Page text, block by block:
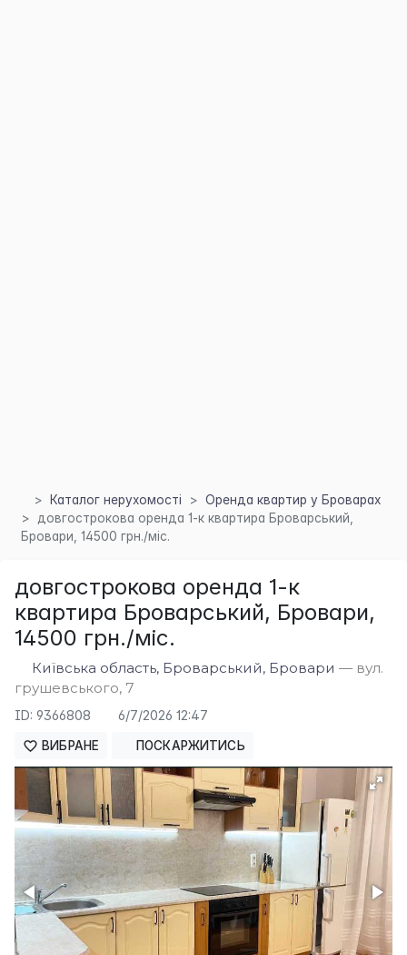
Каталог нерухомості
Оренда квартир у Броварах
довгострокова оренда 1-к квартира Броварський,
Бровари, 14500 грн./міс.
довгострокова оренда 1-к
квартира Броварський, Бровари,
14500 грн./міс.
Київська область, Броварський, Бровари — вул.
грушевського, 7
ID: 9366808 6/7/2026 12:47
ВИБРАНЕ ПОСКАРЖИТИСЬ
×